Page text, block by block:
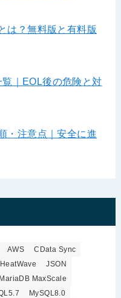
は？無料版と有料版
｜EOL後の危険と対
・注意点｜安全に進
AWS
CData Sync
HeatWave
JSON
MariaDB MaxScale
MySQL8.0